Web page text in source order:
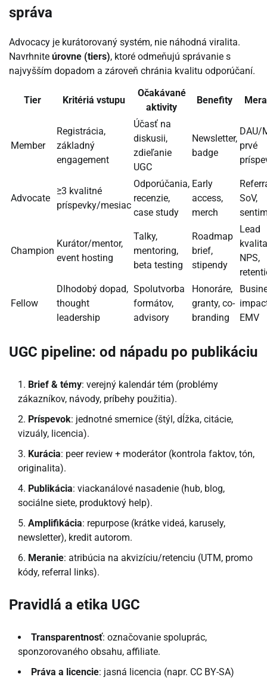
správa
Advocacy je kurátorovaný systém, nie náhodná viralita.
Navrhnite úrovne (tiers), ktoré odmeňujú správanie s
najvyšším dopadom a zároveň chránia kvalitu odporúčaní.
Tier Kritériá vstupu
Očakávané
aktivity
Benefity
Member
Registrácia,
základný
engagement
Účasť na
diskusii,
zdieľanie
UGC
Newsletter,
badge
DAU/
prvé
Advocate
≥3 kvalitné
príspevky/mesiac
Odporúčania,
recenzie,
case study
Early
access,
merch
SoV,
Champion
Kurátor/mentor,
event hosting
Talky,
mentoring,
beta testing
Roadmap
brief,
stipendy
Lead
NPS,
Fellow
Dlhodobý dopad,
thought
leadership
Spolutvorba
formátov,
advisory
Honoráre,
granty, co-
branding
EMV
UGC pipeline: od nápadu po publikáciu
Brief & témy: verejný kalendár tém (problémy
zákazníkov, návody, príbehy použitia).
Príspevok: jednotné smernice (štýl, dĺžka, citácie,
vizuály, licencia).
Kurácia: peer review + moderátor (kontrola faktov, tón,
originalita).
Publikácia: viackanálové nasadenie (hub, blog,
sociálne siete, produktový help).
Amplifikácia: repurpose (krátke videá, karusely,
newsletter), kredit autorom.
Meranie: atribúcia na akvizíciu/retenciu (UTM, promo
kódy, referral links).
Pravidlá a etika UGC
Transparentnosť: označovanie spoluprác,
sponzorovaného obsahu, affiliate.
Práva a licencie: jasná licencia (napr. CC BY-SA)